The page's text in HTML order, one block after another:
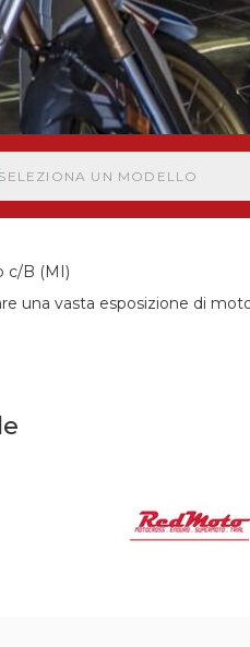
SELEZIONA UN MODELLO
c/B (MI)
una vasta esposizione di